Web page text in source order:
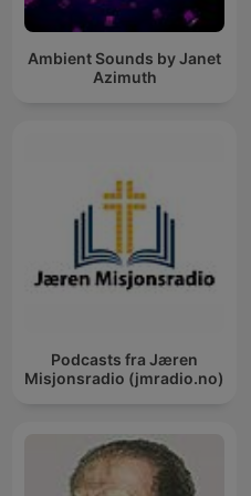
Ambient Sounds by Janet
Azimuth
Podcasts fra Jæren
Misjonsradio (jmradio.no)